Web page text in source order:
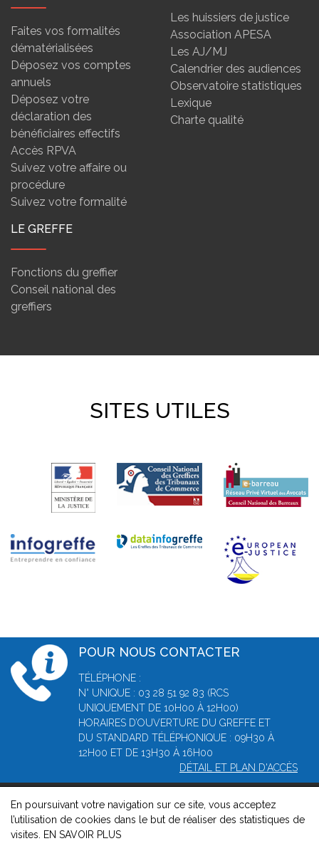
Faites vos formalités
dématérialisées
Déposez vos comptes
annuels
Déposez votre
déclaration des
bénéficiaires effectifs
Accès RPVA
Suivez votre affaire ou
procédure
Suivez votre formalité
Les huissiers de justice
Association APESA
Les AJ/MJ
Calendrier des audiences
Observatoire statistiques
Lexique
Charte qualité
LE GREFFE
Fonctions du greffier
Conseil national des
greffiers
SITES UTILES
POUR NOUS CONTACTER
TÉLÉPHONE :
N° UNIQUE : 03 28 51 92 83 (RCS
UNIQUEMENT DE 10H00 À 12H00)
HORAIRES D’OUVERTURE DU GREFFE ET
DU STANDARD TÉLÉPHONIQUE : 09H30 À
12H00 ET DE 13H30 À 16H00
DÉTAIL ET PLAN D'ACCÈS
© 2026, Greffe du Tribunal de Commerce de Dunkerque -
Mentions légales-Contact -Gestion des cookies-Politique de
En poursuivant votre navigation sur ce site, vous acceptez
l’utilisation de cookies dans le but de réaliser des statistiques de
visites.
EN SAVOIR PLUS